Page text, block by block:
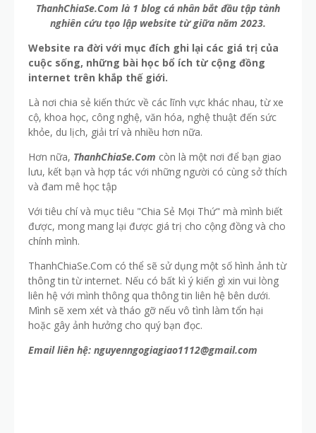
ThanhChiaSe.Com là 1 blog cá nhân bắt đầu tập tành
nghiên cứu tạo lập website từ giữa năm 2023.
Website ra đời với mục đích ghi lại các giá trị của
cuộc sống, những bài học bổ ích từ cộng đồng
internet trên khắp thế giới.
Là nơi chia sẻ kiến thức về các lĩnh vực khác nhau, từ xe
cộ, khoa học, công nghệ, văn hóa, nghệ thuật đến sức
khỏe, du lịch, giải trí và nhiều hơn nữa.
Hơn nữa, ThanhChiaSe.Com còn là một nơi để bạn giao
lưu, kết bạn và hợp tác với những người có cùng sở thích
và đam mê học tập
Với tiêu chí và mục tiêu "Chia Sẻ Mọi Thứ" mà mình biết
được, mong mang lại được giá trị cho cộng đồng và cho
chính mình.
ThanhChiaSe.Com có thể sẽ sử dụng một số hình ảnh từ
thông tin từ internet. Nếu có bất kì ý kiến gì xin vui lòng
liên hệ với mình thông qua thông tin liên hệ bên dưới.
Mình sẽ xem xét và tháo gỡ nếu vô tình làm tổn hại
hoặc gây ảnh hưởng cho quý bạn đọc.
Email liên hệ: nguyenngogiagiao1112@gmail.com